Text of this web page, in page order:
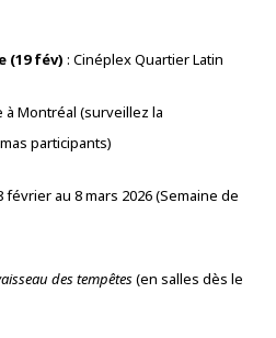
(19 fév) : Cinéplex Quartier Latin
à Montréal (surveillez la
participants)
février au 8 mars 2026 (Semaine de
des tempêtes(en salles dès le